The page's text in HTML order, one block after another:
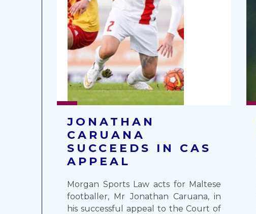
JONATHAN
CARUANA
SUCCEEDS IN CAS
APPEAL
Morgan Sports Law acts for Maltese
footballer, Mr Jonathan Caruana, in
his successful appeal to the Court of